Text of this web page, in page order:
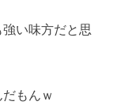
い味方だと思
もんｗ